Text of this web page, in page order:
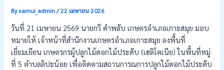
Bysamui_admin/22 เมษายน 2026
วันที่ 21 เมษายน 2569 นายกวี ดำพลับ เกษตรอำเภอเกาะสมุย มอบ
หมายให้ เจ้าหน้าที่สำนักงานเกษตรอำเภอเกาะสมุย ลงพื้นที่
เยี่ยมเยียน เกษตรกรผู้ปลูกไม้ดอกไม้ประดับ (เฮลิโคเนีย) ในพื้นที่หมู่
ที่ 5 ตำบลลิปะน้อย เพื่อติดตามสถานการณการปลูกไม้ดอกไม้ประดับ